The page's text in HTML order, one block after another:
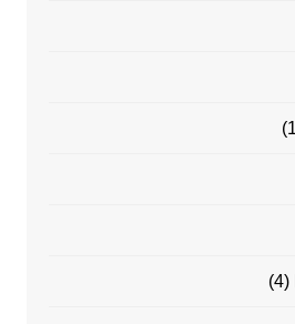
(4)